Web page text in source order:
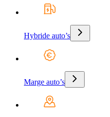
Hybride auto’s
Marge auto’s